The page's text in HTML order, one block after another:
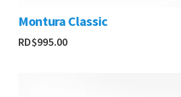
Montura Classic
RD$995.00